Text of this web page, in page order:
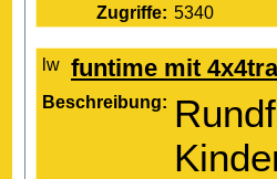
Zugriffe: 5340
funtime mit
Beschreibung: